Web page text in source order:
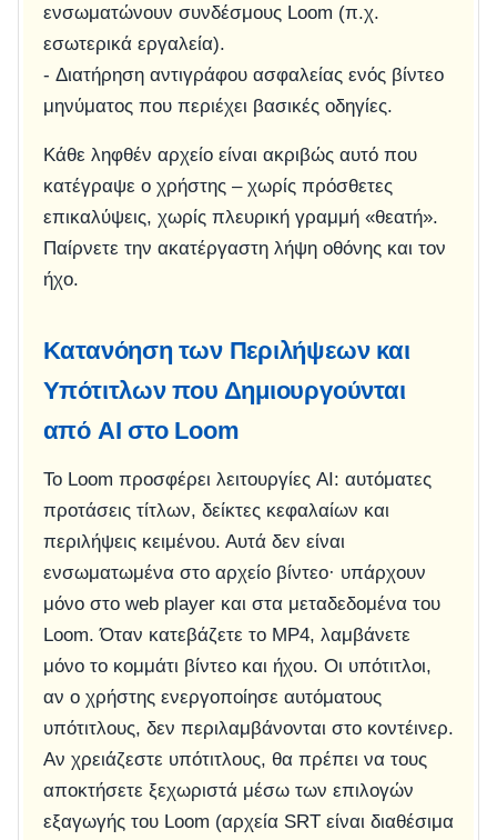
ενσωματώνουν συνδέσμους Loom (π.χ.
εσωτερικά εργαλεία).
- Διατήρηση αντιγράφου ασφαλείας ενός βίντεο
μηνύματος που περιέχει βασικές οδηγίες.
Κάθε ληφθέν αρχείο είναι ακριβώς αυτό που
κατέγραψε ο χρήστης – χωρίς πρόσθετες
επικαλύψεις, χωρίς πλευρική γραμμή «θεατή».
Παίρνετε την ακατέργαστη λήψη οθόνης και τον
ήχο.
Κατανόηση των Περιλήψεων και
Υπότιτλων που Δημιουργούνται
από AI στο Loom
Το Loom προσφέρει λειτουργίες AI: αυτόματες
προτάσεις τίτλων, δείκτες κεφαλαίων και
περιλήψεις κειμένου. Αυτά δεν είναι
ενσωματωμένα στο αρχείο βίντεο· υπάρχουν
μόνο στο web player και στα μεταδεδομένα του
Loom. Όταν κατεβάζετε το MP4, λαμβάνετε
μόνο το κομμάτι βίντεο και ήχου. Οι υπότιτλοι,
αν ο χρήστης ενεργοποίησε αυτόματους
υπότιτλους, δεν περιλαμβάνονται στο κοντέινερ.
Αν χρειάζεστε υπότιτλους, θα πρέπει να τους
αποκτήσετε ξεχωριστά μέσω των επιλογών
εξαγωγής του Loom (αρχεία SRT είναι διαθέσιμα